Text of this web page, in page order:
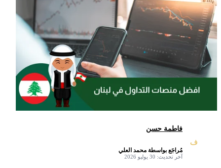
ف
فاطمة حسن
مُراجَع بواسطة محمد العلي
آخر تحديث: 30 يوليو 2026